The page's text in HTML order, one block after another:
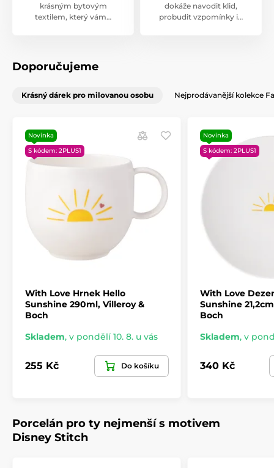
krásným bytovým
textilem, který vám…
dokáže navodit klid,
probudit vzpomínky i…
Doporučujeme
Krásný dárek pro milovanou osobu Nejprodávanější kolekce
Novinka
S kódem: 2PLUS1
With Love Hrnek Hello
Sunshine 290ml, Villeroy &
Boch
Skladem, v pondělí 10. 8. u vás
255 Kč Do košíku
Novinka
S kódem: 2PLUS1
With Love
Sunshine
Boch
Skladem, v
340 Kč
Porcelán pro ty nejmenší s motivem
Disney Stitch